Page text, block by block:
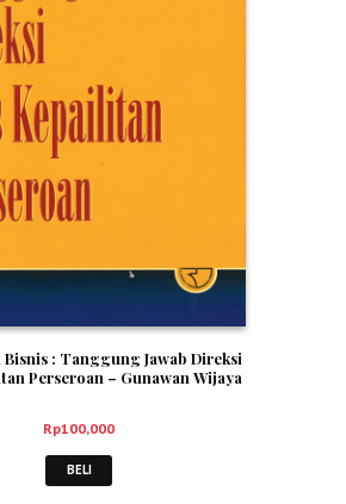
Bisnis : Tanggung Jawab Direksi
Perseroan – Gunawan Wijaya
Rp100,000
BELI